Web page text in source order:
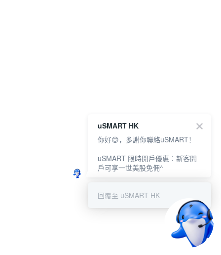
uSMART HK
你好😊，多謝你聯絡uSMART！
uSMART 限時開戶優惠︰新客開
戶可享一世美股免佣^
回覆至 uSMART HK